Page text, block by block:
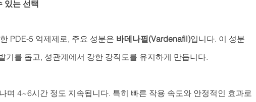
있는 선택
PDE-5 억제제로, 주요 성분은 바데나필(Vardenafil)입니다. 이 성분
기를 돕고, 성관계에서 강한 강직도를 유지하게 만듭니다.
며 4~6시간 정도 지속됩니다. 특히 빠른 작용 속도와 안정적인 효과로